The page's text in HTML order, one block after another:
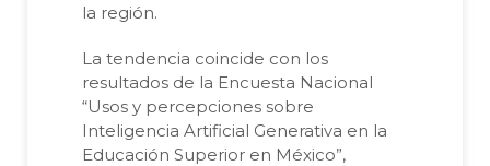
la región.
La tendencia coincide con los
resultados de la Encuesta Nacional
“Usos y percepciones sobre
Inteligencia Artificial Generativa en la
Educación Superior en México”,